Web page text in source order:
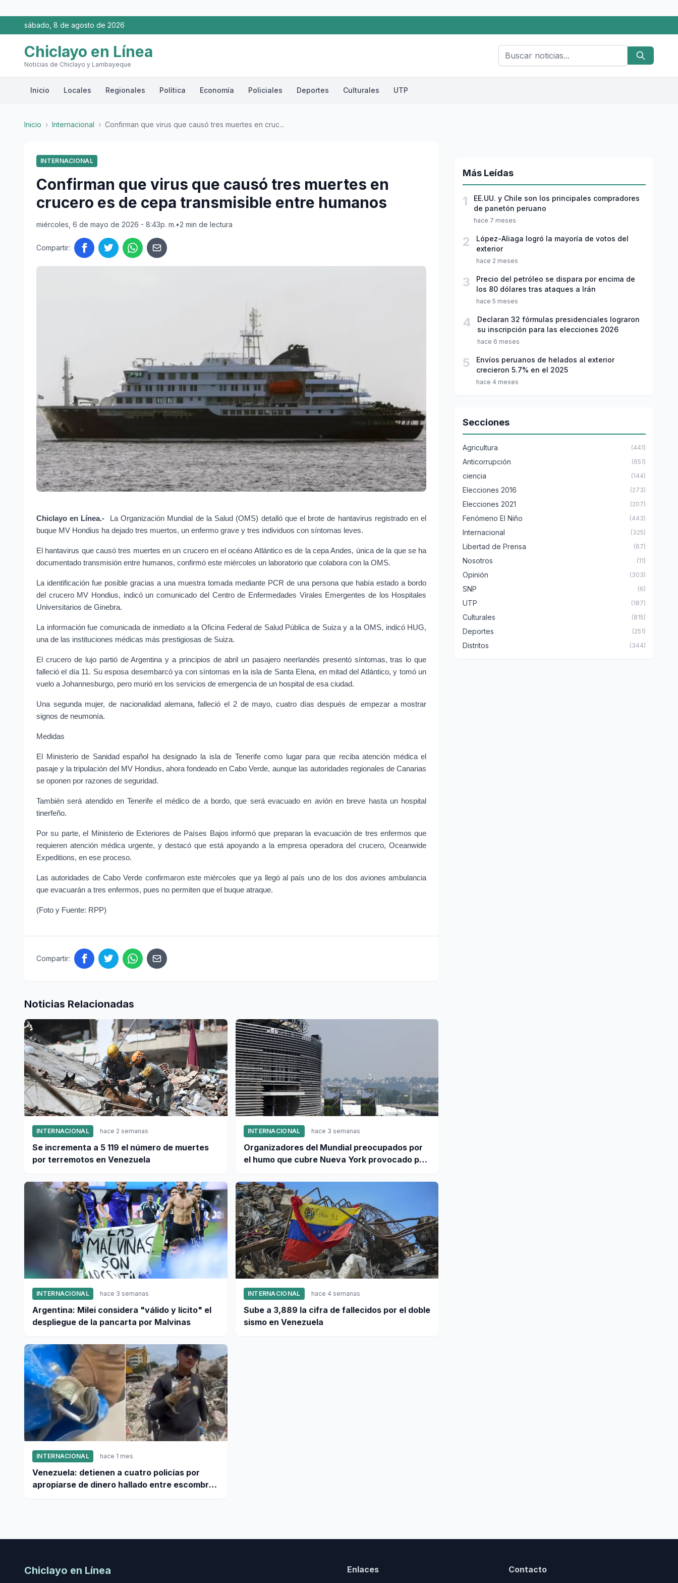
sábado, 8 de agosto de 2026
Chiclayo en Línea
Noticias de Chiclayo y Lambayeque
Inicio Locales Regionales Política Economía Policiales Deportes Culturales UTP
Inicio › Internacional › Confirman que virus que causó tres muertes en cruc...
INTERNACIONAL
Confirman que virus que causó tres muertes en
crucero es de cepa transmisible entre humanos
miércoles, 6 de mayo de 2026 - 8:43p. m.•2 min de lectura
Compartir:
Chiclayo en Línea.-
La Organización Mundial de la Salud (OMS) detalló que el brote de hantavirus registrado en el
buque MV Hondius ha dejado tres muertos, un enfermo grave y tres individuos con síntomas leves.
El hantavirus que causó tres muertes en un crucero en el océano Atlántico es de la cepa Andes, única de la que se ha
documentado transmisión entre humanos, confirmó este miércoles un laboratorio que colabora con la OMS.
La identificación fue posible gracias a una muestra tomada mediante PCR de una persona que había estado a bordo
del crucero MV Hondius, indicó un comunicado del Centro de Enfermedades Virales Emergentes de los Hospitales
Universitarios de Ginebra.
La información fue comunicada de inmediato a la Oficina Federal de Salud Pública de Suiza y a la OMS, indicó HUG,
una de las instituciones médicas más prestigiosas de Suiza.
El crucero de lujo partió de Argentina y a principios de abril un pasajero neerlandés presentó síntomas, tras lo que
falleció el día 11. Su esposa desembarcó ya con síntomas en la isla de Santa Elena, en mitad del Atlántico, y tomó un
vuelo a Johannesburgo, pero murió en los servicios de emergencia de un hospital de esa ciudad.
Una segunda mujer, de nacionalidad alemana, falleció el 2 de mayo, cuatro días después de empezar a mostrar
signos de neumonía.
Medidas
El Ministerio de Sanidad español ha designado la isla de Tenerife como lugar para que reciba atención médica el
pasaje y la tripulación del MV Hondius, ahora fondeado en Cabo Verde, aunque las autoridades regionales de Canarias
se oponen por razones de seguridad.
También será atendido en Tenerife el médico de a bordo, que será evacuado en avión en breve hasta un hospital
tinerfeño.
Por su parte, el Ministerio de Exteriores de Países Bajos informó que preparan la evacuación de tres enfermos que
requieren atención médica urgente, y destacó que está apoyando a la empresa operadora del crucero, Oceanwide
Expeditions, en ese proceso.
Las autoridades de Cabo Verde confirmaron este miércoles que ya llegó al país uno de los dos aviones ambulancia
que evacuarán a tres enfermos, pues no permiten que el buque atraque.
(Foto y Fuente: RPP)
Compartir:
Noticias Relacionadas
INTERNACIONAL hace 2 semanas
Se incrementa a 5 119 el número de muertes
por terremotos en Venezuela
INTERNACIONAL hace 3 semanas
Organizadores del Mundial preocupados por
el humo que cubre Nueva York provocado por
INTERNACIONAL hace 3 semanas
Argentina: Milei considera "válido y lícito" el
despliegue de la pancarta por Malvinas
INTERNACIONAL hace 4 semanas
Sube a 3,889 la cifra de fallecidos por el doble
sismo en Venezuela
INTERNACIONAL hace 1 mes
Venezuela: detienen a cuatro policías por
apropiarse de dinero hallado entre escombros
Más Leídas
1
EE.UU. y Chile son los principales compradores
de panetón peruano
hace 7 meses
2
López-Aliaga logró la mayoría de votos del
exterior
hace 2 meses
3
Precio del petróleo se dispara por encima de
los 80 dólares tras ataques a Irán
hace 5 meses
4
Declaran 32 fórmulas presidenciales lograron
su inscripción para las elecciones 2026
hace 6 meses
5
Envíos peruanos de helados al exterior
crecieron 5.7% en el 2025
hace 4 meses
Secciones
Agricultura (441)
Anticorrupción (651)
ciencia (144)
Elecciones 2016 (273)
Elecciones 2021 (207)
Fenómeno El Niño (443)
Internacional (325)
Libertad de Prensa (67)
Nosotros (11)
Opinión (303)
SNP (6)
UTP (187)
Culturales (815)
Deportes (251)
Distritos (344)
Chiclayo en Línea Enlaces Contacto